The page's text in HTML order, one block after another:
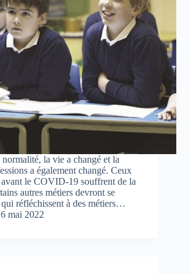
la vie a changé et la
a également changé. Ceux
le COVID-19 souffrent de la
autres métiers devront se
réfléchissent à des métiers…
mai 2022